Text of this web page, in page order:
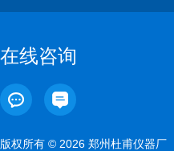
在线咨询
版权所有 © 2026 郑州杜甫仪器厂